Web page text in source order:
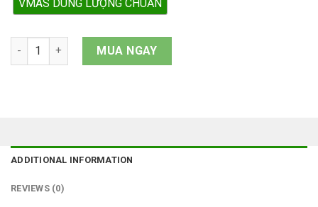
VMAS DUNG LƯỢNG CHUẨN
Pin iPad Gen 6 quantityMUA NGAY
ADDITIONAL INFORMATION
REVIEWS (0)